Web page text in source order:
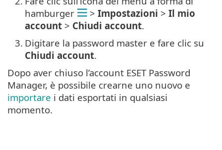
hamburger
> Impostazioni > Il mio
account > Chiudi account.
3. Digitare la password master e fare clic su
Chiudi account.
Dopo aver chiuso l’account ESET Password
Manager, è possibile crearne uno nuovo e
importare i dati esportati in qualsiasi
momento.